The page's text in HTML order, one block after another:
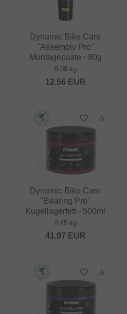
Dynamic Bike Care
"Assembly Pro"
Montagepaste - 80g
0.08 kg
12.56 EUR
Dynamic Bike Care
"Bearing Pro"
Kugellagerfett - 500ml
0.45 kg
41.97 EUR